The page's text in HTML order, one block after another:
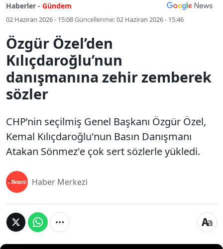
Haberler - Gündem
02 Haziran 2026 - 15:08Güncellenme:02 Haziran 2026 - 15:46
Özgür Özel’den
Kılıçdaroğlu’nun
danışmanına zehir zemberek
sözler
CHP’nin seçilmiş Genel Başkanı Özgür Özel,
Kemal Kılıçdaroğlu'nun Basın Danışmanı
Atakan Sönmez'e çok sert sözlerle yükledi.
Haber Merkezi